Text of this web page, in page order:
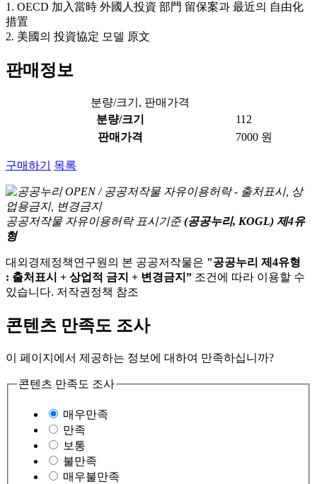
1. OECD 加入當時 外國人投資 部門 留保案과 最近의 自由化
措置
2. 美國의 投資協定 모델 原文
판매정보
분량/크기, 판매가격
분량/크기
112
판매가격
7000 원
구매하기 목록
공공저작물 자유이용허락 표시기준 (공공누리, KOGL) 제4유
형
대외경제정책연구원의 본 공공저작물은 "공공누리 제4유형
: 출처표시 + 상업적 금지 + 변경금지” 조건에 따라 이용할 수
있습니다. 저작권정책 참조
콘텐츠 만족도 조사
이 페이지에서 제공하는 정보에 대하여 만족하십니까?
콘텐츠 만족도 조사
매우만족
만족
보통
불만족
매우불만족